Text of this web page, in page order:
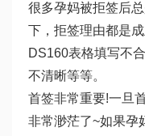
很多孕妈被拒签后
下，拒签理由都是
DS160表格填写不
不清晰等等。
首签非常重要!一旦
非常渺茫了~如果孕